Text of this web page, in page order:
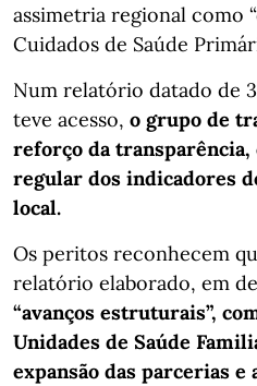
assimetria regional como
Cuidados de Saúde
Num relatório datado de
teve acesso, o grupo de
reforço da transparência,
regular dos indicadores
local.
Os peritos reconhecem
relatório elaborado, em
“avanços estruturais”,
Unidades de Saúde
expansão das parcerias e